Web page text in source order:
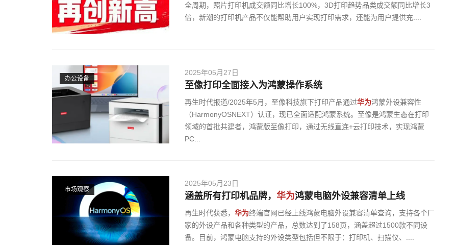
全周期，照片打印机成交额同比增长100%，3D打印趋势品类成交额同比增长3
倍，新潮的打印机产品不仅能帮助用户实现打印需求，还能为用户提供充....
办公设备
2025年05月27日
至像打印全面接入为鸿蒙操作系统
再生时代报道/2025年5月，至像科技旗下打印产品通过华为鸿蒙外设兼容性
（HarmonyOSNEXT）认证，现已全面适配鸿蒙系统。至像是鸿蒙生态在打印
领域的首批共建者，鸿蒙版至像打印，通过无线直连+云打印技术，实现鸿蒙
PC...
市场观察
2025年05月23日
涵盖所有打印机品牌， 华为鸿蒙电脑外设兼容清单上线
再生时代获悉， 华为终端官网已经上线鸿蒙电脑外设兼容清单查询，支持各个厂
家的外设产品和各种类型的产品，总数达到了158页，涵盖超过1500款不同设
备。目前，鸿蒙电脑支持的外设类型包括但不限于：打印机、扫描仪、....